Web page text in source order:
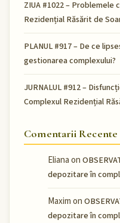
ZIUA #1022 – Problemele
Rezidențial Răsărit de
PLANUL #917 – De ce
gestionarea complexului?
JURNALUL #912 –
Complexul Rezidențial
Comentarii Recente
Elianaon
depozitare în
Maximon
depozitare în